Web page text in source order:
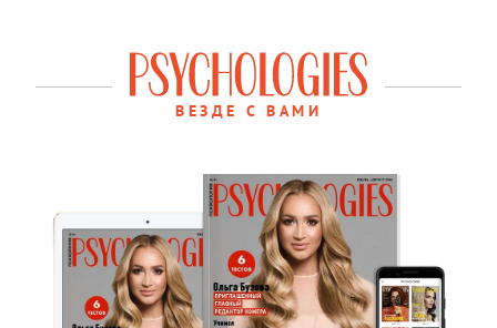
ВЕЗДЕ С ВАМИ